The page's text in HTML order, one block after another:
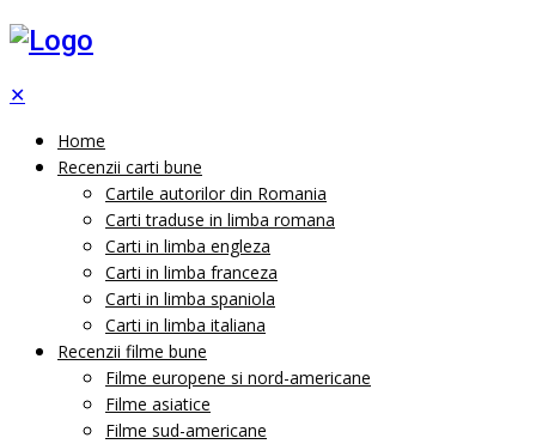
✕
Home
Recenzii carti bune
Cartile autorilor din Romania
Carti traduse in limba romana
Carti in limba engleza
Carti in limba franceza
Carti in limba spaniola
Carti in limba italiana
Recenzii filme bune
Filme europene si nord-americane
Filme asiatice
Filme sud-americane